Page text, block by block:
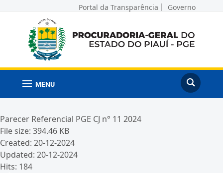
Portal da Transparência Governo
MENU
Parecer Referencial PGE CJ n° 11 2024
File size: 394.46 KB
Created: 20-12-2024
Updated: 20-12-2024
Hits: 184